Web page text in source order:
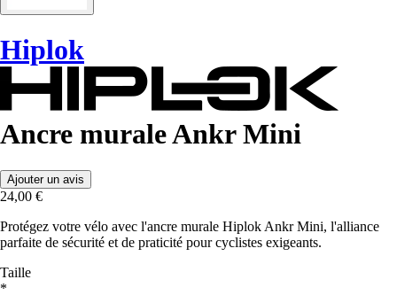
Hiplok
Ancre murale Ankr Mini
Ajouter un avis
24,00 €
Protégez votre vélo avec l'ancre murale Hiplok Ankr Mini, l'alliance
parfaite de sécurité et de praticité pour cyclistes exigeants.
Taille
*